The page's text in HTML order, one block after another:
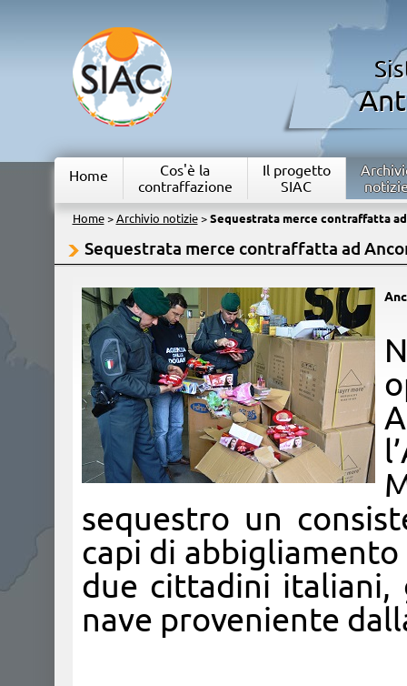
Home
Cos'è la
contraffazione
Il progetto
SIAC
Home> Archivio notizie> Sequestrata merce contraffatta
Sequestrata merce contraffatta ad
sequestro un
capi di
due cittadini italiani,
nave proveniente